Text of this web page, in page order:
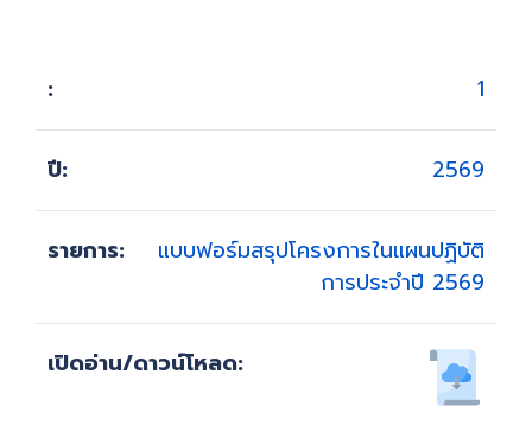
1
2569
แบบฟอร์มสรุปโครงการในแผนปฏิบัติ
การประจำปี 2569